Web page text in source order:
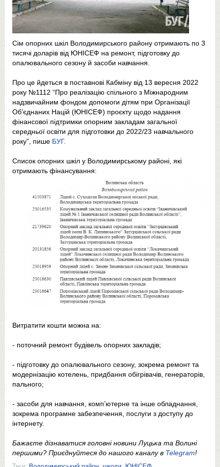
Сім опорних шкіл Володимирського району отримають по 3
тисячі доларів від ЮНІСЕФ на ремонт, підготовку до
опалювального сезону й засоби навчання.
Про це йдеться в поставнові Кабміну від 13 вересня 2022
року №1112 “Про реалізацію спільного з Міжнародним
надзвичайним фондом допомоги дітям при Організації
Об’єднаних Націй (ЮНІСЕФ) проєкту щодо надання
фінансової підтримки опорним закладам загальної
середньої освіти для підготовки до 2022/23 навчального
року”, пише БУГ.
Список опорних шкіл у Володимирському районі, які
отримають фінансування:
Витратити кошти можна на:
- поточний ремонт будівель опорних закладів;
- підготовку до опалювального сезону, зокрема ремонт та
модернізацію котелень, придбання обігрівачів, генераторів,
пального;
- засоби для навчання, компʼютерне та інше обладнання,
зокрема програмне забезпечення, послуги з доступу до
інтернету.
Бажаєте дізнаватися головні новини Луцька та Волині
першими? Приєднуйтеся до нашого каналу в Telegram!